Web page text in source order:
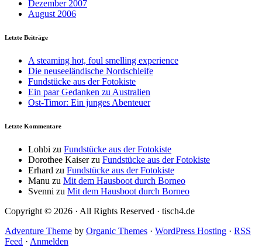
Dezember 2007
August 2006
Letzte Beiträge
A steaming hot, foul smelling experience
Die neuseeländische Nordschleife
Fundstücke aus der Fotokiste
Ein paar Gedanken zu Australien
Ost-Timor: Ein junges Abenteuer
Letzte Kommentare
Lohbi zu Fundstücke aus der Fotokiste
Dorothee Kaiserzu Fundstücke aus der Fotokiste
Erhard zu Fundstücke aus der Fotokiste
Manu zu Mit dem Hausboot durch Borneo
Svenni zu Mit dem Hausboot durch Borneo
Copyright © 2026 · All Rights Reserved · tisch4.de
Adventure Theme by Organic Themes · WordPress Hosting · RSS
Feed · Anmelden